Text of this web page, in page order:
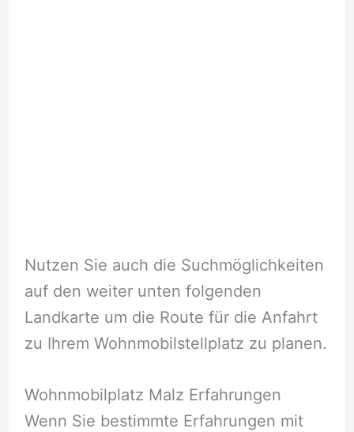
Nutzen Sie auch die Suchmöglichkeiten
auf den weiter unten folgenden
Landkarte um die Route für die Anfahrt
zu Ihrem Wohnmobilstellplatz zu planen.
Wohnmobilplatz Malz Erfahrungen
Wenn Sie bestimmte Erfahrungen mit